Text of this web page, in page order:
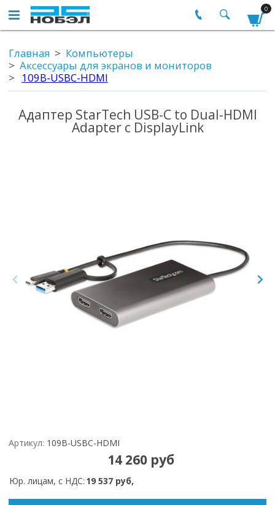
0
Главная
Компьютеры
Аксессуары для экранов и мониторов
109B-USBC-HDMI
Адаптер StarTech USB-C to Dual-HDMI
Adapter с DisplayLink
Артикул: 109B-USBC-HDMI
14 260 руб
Юр. лицам, с НДС: 19 537 руб,